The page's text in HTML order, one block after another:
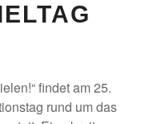
findet am 25.
rund um das